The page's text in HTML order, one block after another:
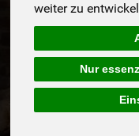
weiter zu
Nur
Mild, sahnig, cremig, 60 %
Deutschland